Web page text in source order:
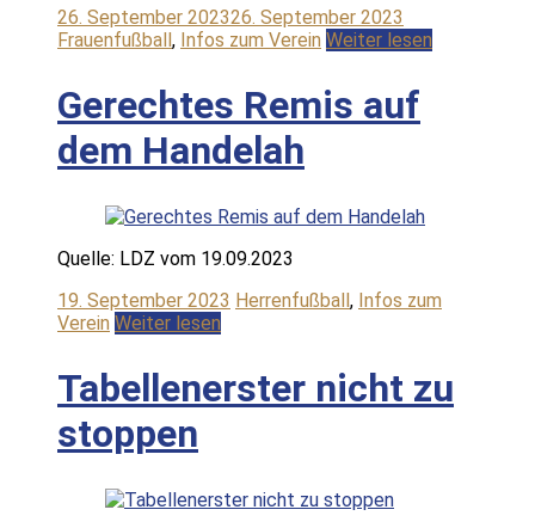
26. September 202326. September 2023
Frauenfußball, Infos zum Verein Weiter lesen
Gerechtes Remis auf
dem Handelah
Quelle: LDZ vom 19.09.2023
19. September 2023 Herrenfußball, Infos zum
Verein Weiter lesen
Tabellenerster nicht zu
stoppen